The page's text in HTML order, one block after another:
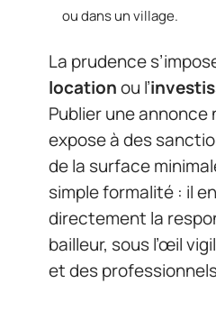
ou dans un village.
La prudence
locationou l’
Publier une
expose à des
de la surface
simple formalité : il
directement la
bailleur, sous l’œil
et des